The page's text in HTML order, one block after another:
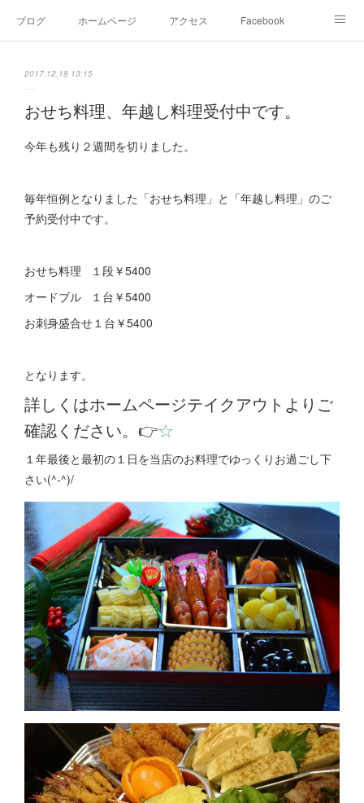
ブログ ホームページ アクセス Facebook
2017.12.18 13:15
おせち料理、年越し料理受付中です。
今年も残り２週間を切りました。
毎年恒例となりました「おせち料理」と「年越し料理」のご
予約受付中です。
おせち料理 １段￥5400
オードブル １台￥5400
お刺身盛合せ１台￥5400
となります。
詳しくはホームページテイクアウトよりご
確認ください。👉☆
１年最後と最初の１日を当店のお料理でゆっくりお過ごし下
さい(^-^)/